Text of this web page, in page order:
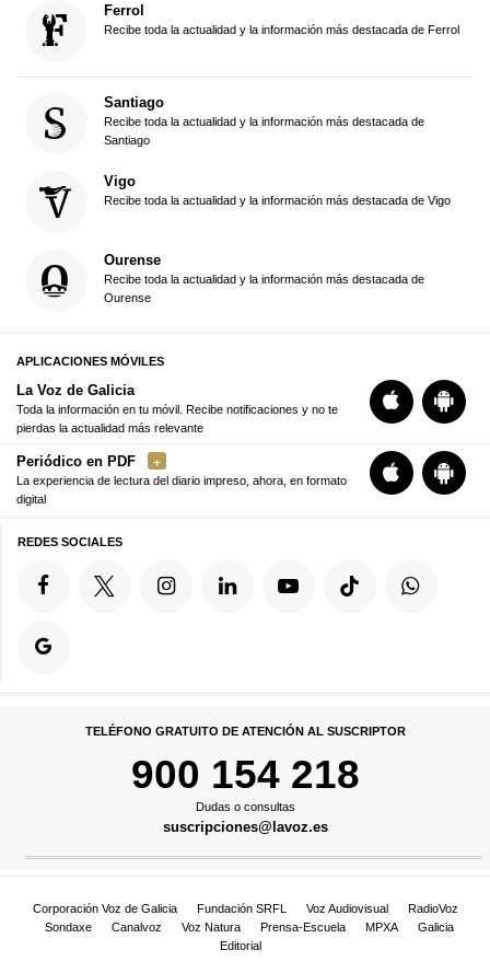
Ferrol
Recibe toda la actualidad y la información más destacada de Ferrol
Santiago
Recibe toda la actualidad y la información más destacada de
Santiago
Vigo
Recibe toda la actualidad y la información más destacada de Vigo
Ourense
Recibe toda la actualidad y la información más destacada de
Ourense
APLICACIONES MÓVILES
La Voz de Galicia
Toda la información en tu móvil. Recibe notificaciones y no te
pierdas la actualidad más relevante
Periódico en PDF
La experiencia de lectura del diario impreso, ahora, en formato
digital
REDES SOCIALES
TELÉFONO GRATUITO DE ATENCIÓN AL SUSCRIPTOR
900 154 218
Dudas o consultas
suscripciones@lavoz.es
Corporación Voz de Galicia Fundación SRFL Voz Audiovisual
RadioVoz
Sondaxe
Canalvoz Voz Natura Prensa-Escuela MPXA
Galicia
Editorial